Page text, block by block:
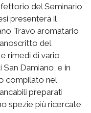
del Seminario
presenterà il
Travo aromatario
del
rimedi di vario
Damiano, e in
compilato nel
preparati
spezie più ricercate